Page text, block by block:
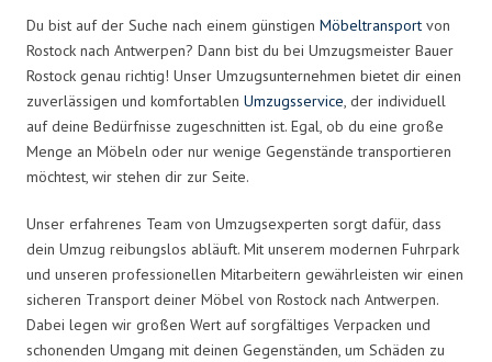
Du bist auf der Suche nach einem günstigen Möbeltransport von
Rostock nach Antwerpen? Dann bist du bei Umzugsmeister Bauer
Rostock genau richtig! Unser Umzugsunternehmen bietet dir einen
zuverlässigen und komfortablen Umzugsservice, der individuell
auf deine Bedürfnisse zugeschnitten ist. Egal, ob du eine große
Menge an Möbeln oder nur wenige Gegenstände transportieren
möchtest, wir stehen dir zur Seite.
Unser erfahrenes Team von Umzugsexperten sorgt dafür, dass
dein Umzug reibungslos abläuft. Mit unserem modernen Fuhrpark
und unseren professionellen Mitarbeitern gewährleisten wir einen
sicheren Transport deiner Möbel von Rostock nach Antwerpen.
Dabei legen wir großen Wert auf sorgfältiges Verpacken und
schonenden Umgang mit deinen Gegenständen, um Schäden zu